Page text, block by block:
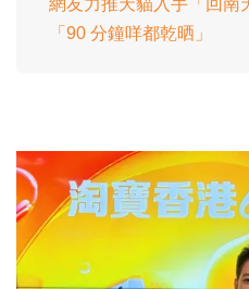
網友力推天貓入手「回南
「90 分鐘咩都乾晒」